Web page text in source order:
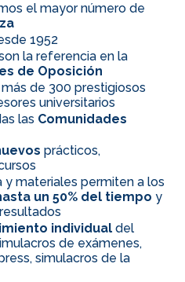
el mayor número de
1952
la referencia en la
de Oposición
de 300 prestigiosos
universitarios
las Comunidades
prácticos,
y materiales permiten a los
un 50% del tiempo y
individual del
de exámenes,
simulacros de la